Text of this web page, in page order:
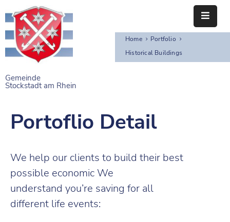
Gemeinde
Stockstadt am Rhein
STARTSEITE
BÜRGERSERVICE
EINRICHTUNGEN
FREIZEITEINRICHTUNGEN
VEREINE
Home
Portfolio
Historical Buildings
Portoflio Detail
We help our clients to build their best
possible economic We
understand you’re saving for all
different life events: